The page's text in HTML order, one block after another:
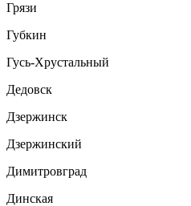
Грязи
Губкин
Гусь-Хрустальный
Дедовск
Дзержинск
Дзержинский
Димитровград
Динская